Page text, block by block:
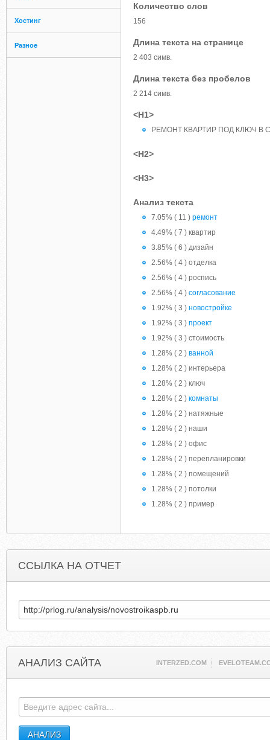
Хостинг
Разное
Количество слов
156
Длина текста на странице
2 403 симв.
Длина текста без пробелов
2 214 симв.
<H1>
РЕМОНТ КВАРТИР ПОД КЛЮЧ В
<H2>
<H3>
Анализ текста
7.05% ( 11 ) ремонт
4.49% ( 7 ) квартир
3.85% ( 6 ) дизайн
2.56% ( 4 ) отделка
2.56% ( 4 ) роспись
2.56% ( 4 ) согласование
1.92% ( 3 ) новостройке
1.92% ( 3 ) проект
1.92% ( 3 ) стоимость
1.28% ( 2 ) ванной
1.28% ( 2 ) интерьера
1.28% ( 2 ) ключ
1.28% ( 2 ) комнаты
1.28% ( 2 ) натяжные
1.28% ( 2 ) наши
1.28% ( 2 ) офис
1.28% ( 2 ) перепланировки
1.28% ( 2 ) помещений
1.28% ( 2 ) потолки
1.28% ( 2 ) пример
ССЫЛКА НА ОТЧЕТ
АНАЛИЗ САЙТА INTERZED.COM